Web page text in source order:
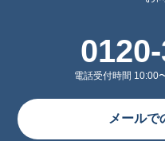
電話受付時間 10:00
メールで